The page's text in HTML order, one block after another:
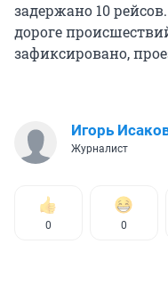
задержано 10
дороге
зафиксировано,
Игорь
Журналист
0 0